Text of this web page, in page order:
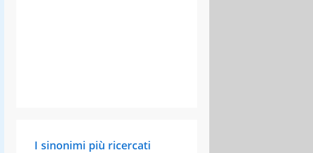
I sinonimi più ricercati